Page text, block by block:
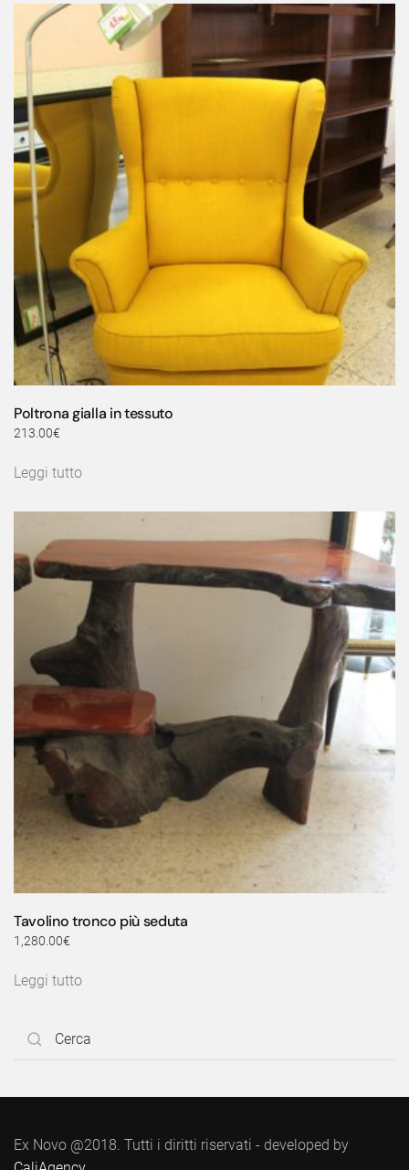
Poltrona gialla in tessuto
213.00€
Leggi tutto
Tavolino tronco più seduta
1,280.00€
Leggi tutto
Ex Novo @2018. Tutti i diritti riservati - developed by